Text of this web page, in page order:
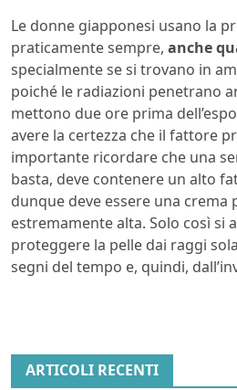
Le donne giapponesi usano la
praticamente sempre, anche
specialmente se si trovano in
poiché le radiazioni penetrano
mettono due ore prima
avere la certezza che il fattore
importante ricordare che una
basta, deve contenere un alto
dunque deve essere una crema
estremamente alta. Solo così si
proteggere la pelle dai raggi
segni del tempo e, quindi,
ARTICOLI RECENTI